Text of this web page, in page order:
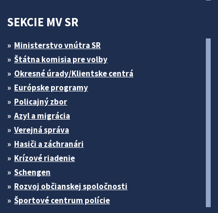
SEKCIE MV SR
Ministerstvo vnútra SR
Štátna komisia pre volby
Okresné úrady/Klientske centrá
Európske programy
Policajný zbor
Azyl a migrácia
Verejná správa
Hasiči a záchranári
Krízové riadenie
Schengen
Rozvoj občianskej spoločnosti
Športové centrum polície